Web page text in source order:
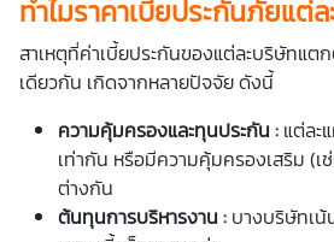
ทำไมราคาเบี้ยประกันภัยแต่
สาเหตุที่ค่าเบี้ยประกันของแต่ละบริษัทแต
เดียวกัน เกิดจากหลายปัจจัย ดังนี้
ความคุ้มครองและทุนประกัน : แต่ละ
เท่ากัน หรือมีความคุ้มครองเสริม (เ
ต่างกัน
ต้นทุนการบริหารงาน : บางบริษัทเ